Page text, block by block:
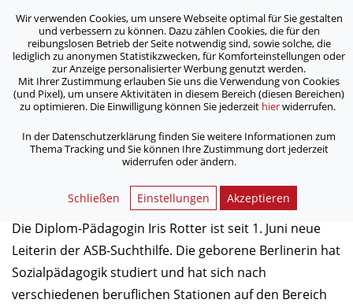
ASB Bonn/Rhein-Sieg/Eifel e.V.
bewegt Menschen
Home / Archiv / Neue Leitung für die ASB-Suchthilfe
Neue Leitung für die ASB-
Suchthilfe
Die Diplom-Pädagogin Iris Rotter ist seit 1. Juni neue
Leiterin der ASB-Suchthilfe. Die geborene Berlinerin hat
Sozialpädagogik studiert und hat sich nach
verschiedenen beruflichen Stationen auf den Bereich
Wir verwenden Cookies, um unsere Webseite optimal für Sie gestalten
und verbessern zu können. Dazu zählen Cookies, die für den
reibungslosen Betrieb der Seite notwendig sind, sowie solche, die
lediglich zu anonymen Statistikzwecken, für Komforteinstellungen oder
zur Anzeige personalisierter Werbung genutzt werden.
Mit Ihrer Zustimmung erlauben Sie uns die Verwendung von Cookies
(und Pixel), um unsere Aktivitäten in diesem Bereich (diesen Bereichen)
zu optimieren. Die Einwilligung können Sie jederzeit hierwiderrufen.
In der Datenschutzerklärung finden Sie weitere Informationen zum
Thema Tracking und Sie können Ihre Zustimmung dort jederzeit
widerrufen oder ändern.
Schließen Einstellungen Akzeptieren